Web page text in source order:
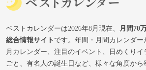
ベストカレンダーは2026年8月現在、
月間70
総合情報サイトです。年間・月間カレンダ
月カレンダー、注目のイベント、日めくりイ
ごと、有名人の誕生日など、様々な角度から